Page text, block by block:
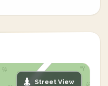
Street View